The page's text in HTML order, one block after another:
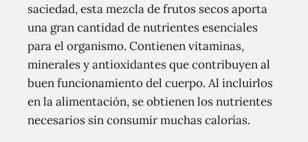
saciedad, esta mezcla de frutos secos aporta
una gran cantidad de nutrientes esenciales
para el organismo. Contienen vitaminas,
minerales y antioxidantes que contribuyen al
buen funcionamiento del cuerpo. Al incluirlos
en la alimentación, se obtienen los nutrientes
necesarios sin consumir muchas calorías.